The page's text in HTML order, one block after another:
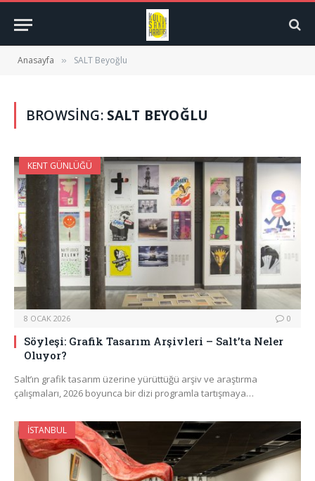
Anasayfa » SALT Beyoğlu
BROWSING: SALT BEYOĞLU
KENT GÜNLÜĞÜ
8 OCAK 2026 0
Söyleşi: Grafik Tasarım Arşivleri – Salt’ta Neler
Oluyor?
Salt’ın grafik tasarım üzerine yürüttüğü arşiv ve araştırma
çalışmaları, 2026 boyunca bir dizi programla tartışmaya…
İSTANBUL